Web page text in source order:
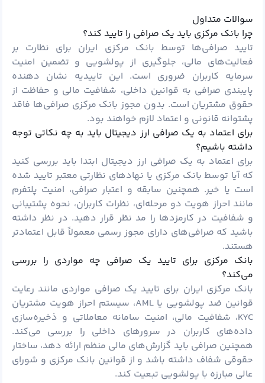
سوالات متداول
چرا بانک مرکزی باید یک صرافی را تایید کند؟
تایید صرافی‌ها توسط بانک مرکزی ایران برای نظارت بر
فعالیت‌های مالی، جلوگیری از پولشویی و تضمین امنیت
سرمایه کاربران ضروری است. این تاییدیه نشان‌ دهنده
پایبندی صرافی به قوانین داخلی، شفافیت مالی و حفاظت از
حقوق مشتریان است. بدون مجوز بانک مرکزی صرافی‌ها فاقد
پشتوانه قانونی و اعتماد لازم خواهند بود.
برای اعتماد به یک صرافی ارز دیجیتال باید به چه نکاتی توجه
داشته باشیم؟
برای اعتماد به یک صرافی ارز دیجیتال ابتدا باید بررسی کنید
که آیا توسط بانک مرکزی یا نهادهای نظارتی معتبر تایید شده
است یا خیر. همچنین سابقه و اعتبار صرافی، امنیت پلتفرم
مانند احراز هویت دو مرحله‌ای، نظرات کاربران، نحوه پشتیبانی
و شفافیت در کارمزدها را مد نظر قرار دهید. در نظر داشته
باشید که صرافی‌های دارای مجوز رسمی معمولاً قابل اعتمادتر
هستند.
بانک مرکزی برای تایید یک صرافی چه مواردی را بررسی
می‌کند؟
بانک مرکزی ایران برای تایید یک صرافی مواردی مانند رعایت
قوانین ضد پولشویی یا AML، سیستم احراز هویت مشتریان
KYC، شفافیت مالی، امنیت سامانه معاملاتی و ذخیره‌سازی
داده‌های کاربران در سرورهای داخلی را بررسی می‌کند.
همچنین صرافی باید گزارش‌های مالی منظم ارائه دهد، ساختار
حقوقی شفاف داشته باشد و از قوانین بانک مرکزی و شورای
عالی مبارزه با پولشویی تبعیت کند.